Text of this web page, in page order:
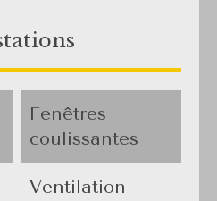
Fenêtres
coulissantes
Ventilation